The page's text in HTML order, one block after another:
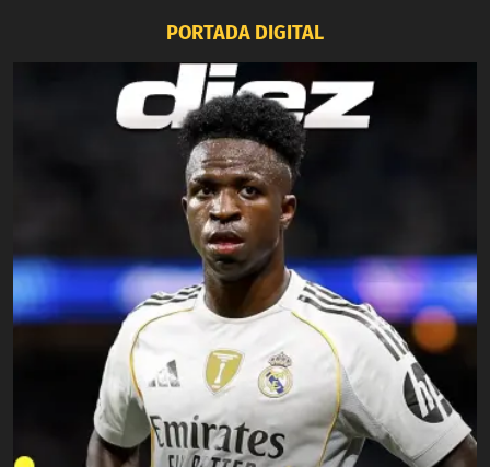
PORTADA DIGITAL